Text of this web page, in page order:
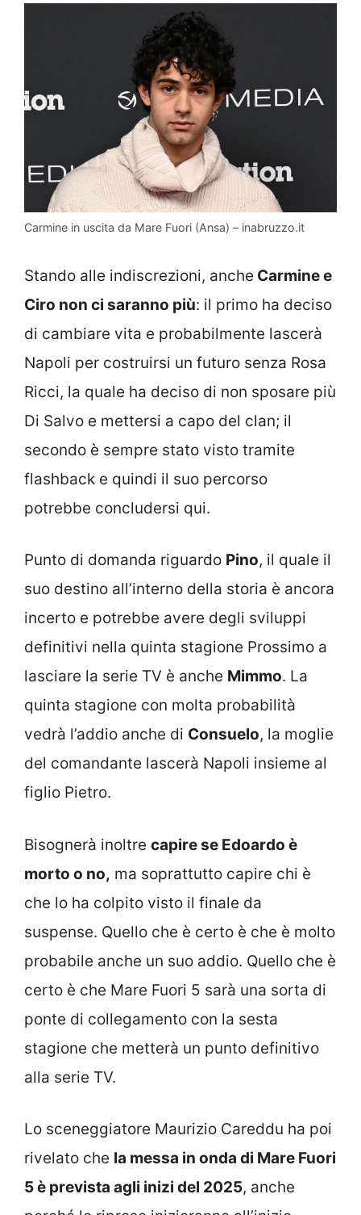
Carmine in uscita da Mare Fuori (Ansa) – inabruzzo.it
Stando alle indiscrezioni, anche Carmine e
Ciro non ci saranno più: il primo ha deciso
di cambiare vita e probabilmente lascerà
Napoli per costruirsi un futuro senza Rosa
Ricci, la quale ha deciso di non sposare più
Di Salvo e mettersi a capo del clan; il
secondo è sempre stato visto tramite
flashback e quindi il suo percorso
potrebbe concludersi qui.
Punto di domanda riguardo Pino, il quale il
suo destino all’interno della storia è ancora
incerto e potrebbe avere degli sviluppi
definitivi nella quinta stagione Prossimo a
lasciare la serie TV è anche Mimmo. La
quinta stagione con molta probabilità
vedrà l’addio anche di Consuelo, la moglie
del comandante lascerà Napoli insieme al
figlio Pietro.
Bisognerà inoltre capire se Edoardo è
morto o no, ma soprattutto capire chi è
che lo ha colpito visto il finale da
suspense. Quello che è certo è che è molto
probabile anche un suo addio. Quello che è
certo è che Mare Fuori 5 sarà una sorta di
ponte di collegamento con la sesta
stagione che metterà un punto definitivo
alla serie TV.
Lo sceneggiatore Maurizio Careddu ha poi
rivelato che la messa in onda di Mare Fuori
5 è prevista agli inizi del 2025, anche